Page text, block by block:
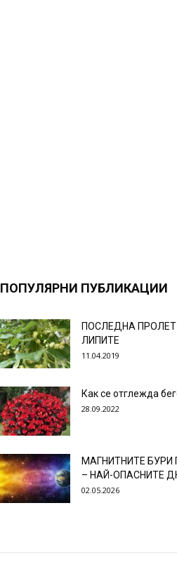
ПОПУЛЯРНИ ПУБЛИКАЦИИ
ПОСЛЕДНА ПРОЛЕТ
ЛИПИТЕ
11.04.2019
Как се отглежда
28.09.2022
МАГНИТНИТЕ БУРИ
– НАЙ-ОПАСНИТЕ
02.05.2026